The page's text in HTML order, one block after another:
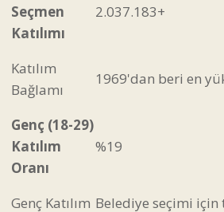
Seçmen
Katılımı
2.037.183+
Katılım
Bağlamı
1969'dan beri en
Genç (18-29)
Katılım
Oranı
%19
Genç Katılım Belediye seçimi